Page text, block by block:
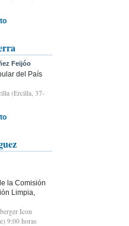
Feijóo
del País
(Ercilla, 37-
la Comisión
Limpia,
Icon
9:00 horas